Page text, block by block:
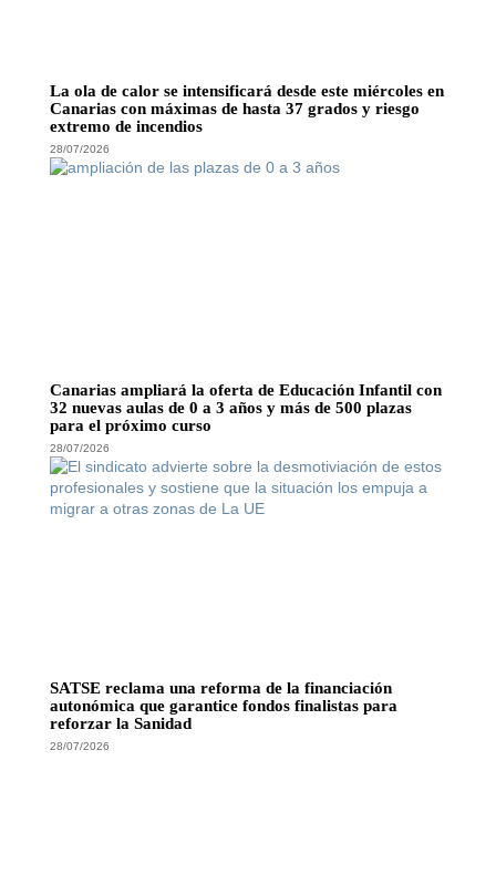
La ola de calor se intensificará desde este miércoles en
Canarias con máximas de hasta 37 grados y riesgo
extremo de incendios
28/07/2026
Canarias ampliará la oferta de Educación Infantil con
32 nuevas aulas de 0 a 3 años y más de 500 plazas
para el próximo curso
28/07/2026
SATSE reclama una reforma de la financiación
autonómica que garantice fondos finalistas para
reforzar la Sanidad
28/07/2026